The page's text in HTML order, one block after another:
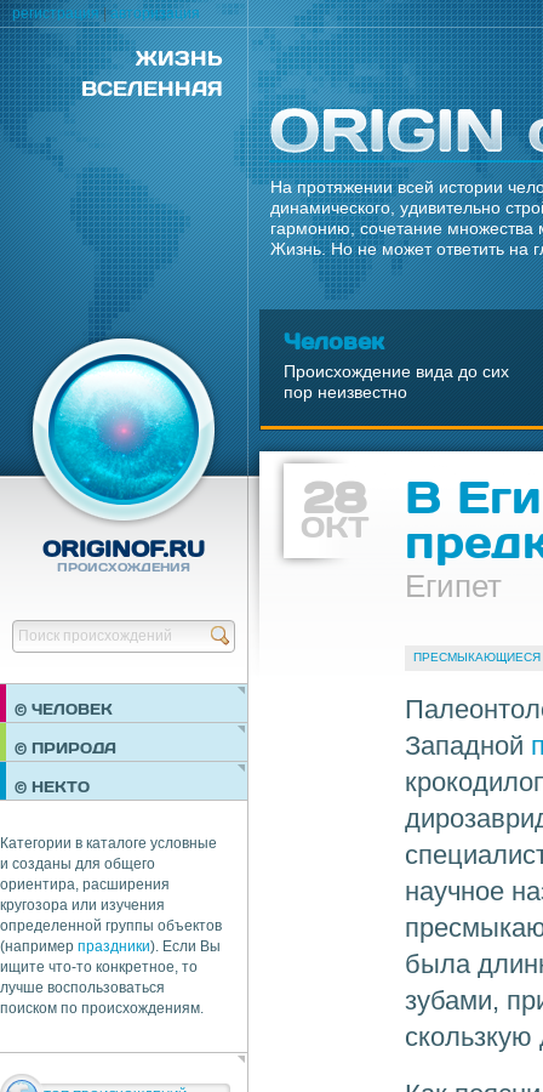
ЖИЗНЬ
ВСЕЛЕННАЯ
На протяжении всей истории
динамического, удивительно
гармонию, сочетание множества
Жизнь. Но не может ответить на
Человек
Происхождение вида до сих
пор неизвестно
ORIGINOF.RU
ПРОИСХОЖДЕНИЯ
© ЧЕЛОВЕК
ПРАЗДНИКИ
ОБЩЕСТВО
© ПРИРОДА
© НЕКТО
Категории в каталоге условные
и созданы для общего
ориентира, расширения
кругозора или изучения
определенной группы объектов
(например праздники). Если Вы
ищите что-то конкретное, то
лучше воспользоваться
поиском по происхождениям.
28
ОКТ
В
Египет
ПРЕСМЫКАЮЩИЕСЯ
Западной
научное
была
зубами,
регистрация|авторизация